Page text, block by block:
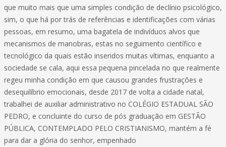
que muito mais que uma simples condição de declínio psicológico,
sim, o que há por trás de referências e identificações com várias
pessoas, em resumo, uma bagatela de indivíduos alvos que
mecanismos de manobras, estas no seguimento científico e
tecnológico da quais estão inseridos muitas vítimas, enquanto a
sociedade se cala, aqui essa pequena pincelada no que realmente
regeu minha condição em que causou grandes frustrações e
desequilíbrio emocionais, desde 2017 de volta a cidade natal,
trabalhei de auxiliar administrativo no COLÉGIO ESTADUAL SÃO
PEDRO, e concluinte do curso de pós graduação em GESTÃO
PÚBLICA, CONTEMPLADO PELO CRISTIANISMO, mantém a fé
para dar a glória do senhor, empenhado